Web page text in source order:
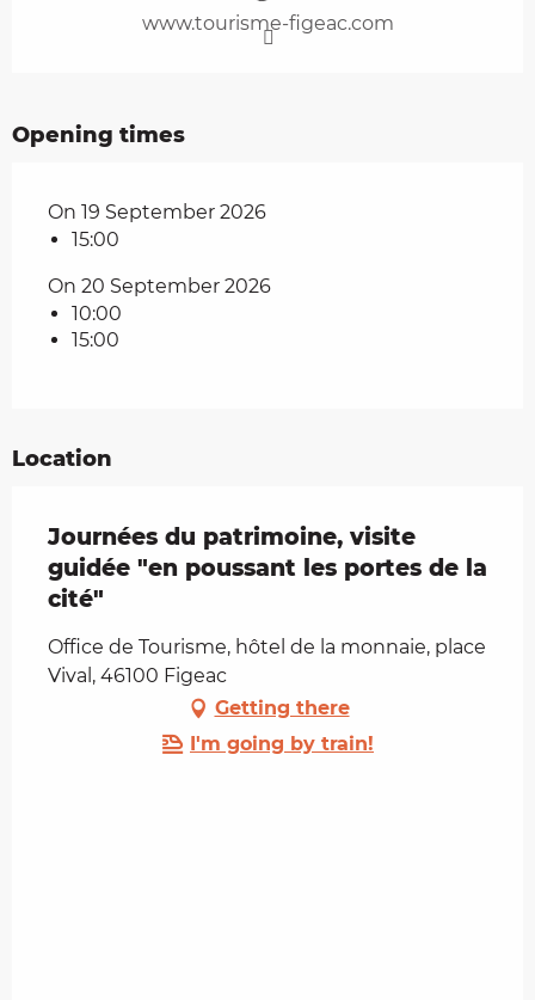
www.tourisme-figeac.com
Opening times
On 19 September 2026
15:00
On 20 September 2026
10:00
15:00
Location
Journées du patrimoine, visite
guidée "en poussant les portes de la
cité"
Office de Tourisme, hôtel de la monnaie, place
Vival, 46100 Figeac
Getting there
I'm going by train!